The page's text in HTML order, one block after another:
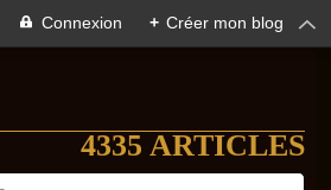
Connexion + Créer mon blog
4335 ARTICLES